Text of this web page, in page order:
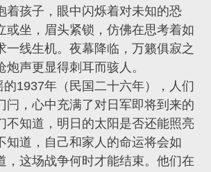
着孩子，眼中闪烁着对未知的恐
或坐，眉头紧锁，仿佛在思考着如
一线生机。夜幕降临，万籁俱寂之
声更显得刺耳而骇人。
的1937年（民国二十六年），人们
闩，心中充满了对日军即将到来的
不知道，明日的太阳是否还能照亮
知道，自己和家人的命运将会如
，这场战争何时才能结束。他们在